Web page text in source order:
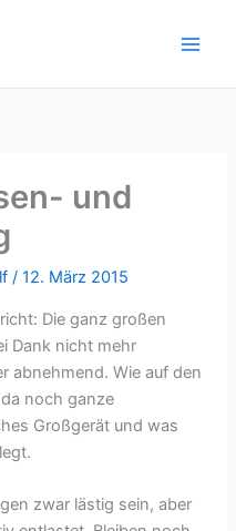
und
/12. März 2015
Die ganz großen
Dank nicht mehr
abnehmend. Wie auf den
noch ganze
Großgerät und was
zwar lästig sein, aber